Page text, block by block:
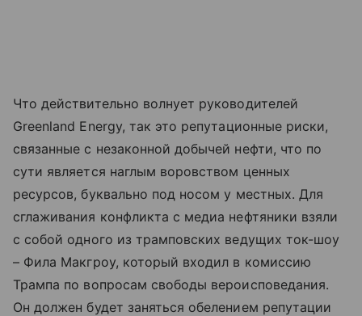
Что действительно волнует руководителей
Greenland Energy, так это репутационные риски,
связанные с незаконной добычей нефти, что по
сути является наглым воровством ценных
ресурсов, буквально под носом у местных. Для
сглаживания конфликта с медиа нефтяники взяли
с собой одного из трамповских ведущих ток-шоу
– Фила Макгроу, который входил в комиссию
Трампа по вопросам свободы вероисповедания.
Он должен будет заняться обелением репутации